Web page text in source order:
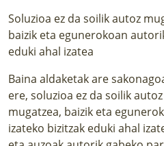
Soluzioa ez da soilik autoz
baizik eta egunerokoan
eduki ahal izatea
Baina aldaketak are
ere, soluzioa ez da soilik
mugatzea, baizik eta
izateko bizitzak eduki ahal